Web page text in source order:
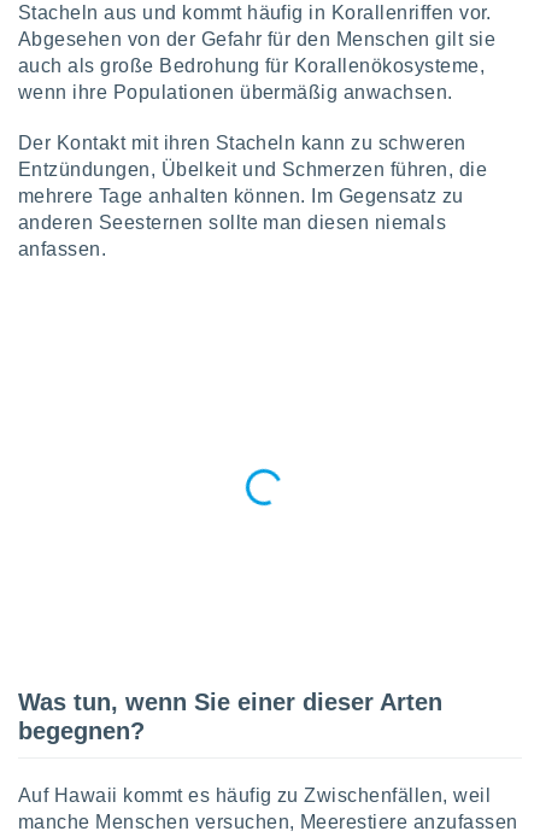
Stacheln aus und kommt häufig in Korallenriffen vor.
Abgesehen von der Gefahr für den Menschen gilt sie
auch als große Bedrohung für Korallenökosysteme,
wenn ihre Populationen übermäßig anwachsen.
Der Kontakt mit ihren Stacheln kann zu schweren
Entzündungen, Übelkeit und Schmerzen führen, die
mehrere Tage anhalten können. Im Gegensatz zu
anderen Seesternen sollte man diesen niemals
anfassen.
Was tun, wenn Sie einer dieser Arten
begegnen?
Auf Hawaii kommt es häufig zu Zwischenfällen, weil
manche Menschen versuchen, Meerestiere anzufassen